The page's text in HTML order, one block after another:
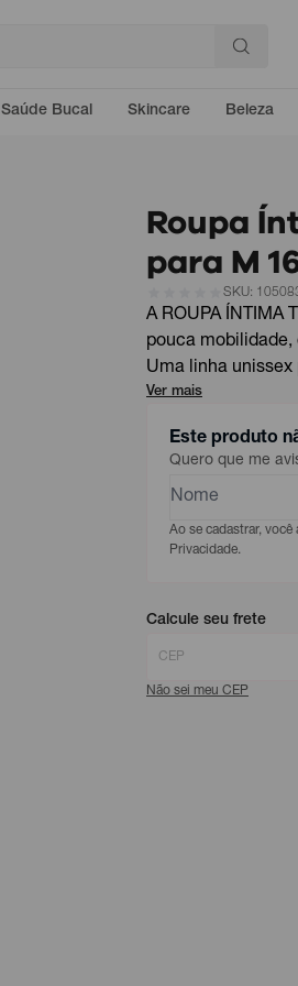
Saúde Bucal Skincare Beleza
Roupa
para M
SKU:
A ROUPA ÍNTIMA
pouca mobilidade,
Uma linha unissex
Ver mais
Este produto
Quero que me
Ao se cadastrar,
Privacidade.
Calcule seu frete
Não sei meu CEP